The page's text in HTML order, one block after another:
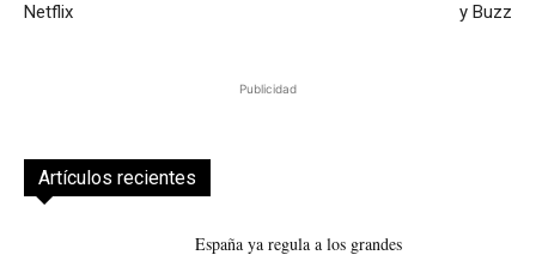
Netflix
y Buzz
Publicidad
Artículos recientes
España ya regula a los grandes